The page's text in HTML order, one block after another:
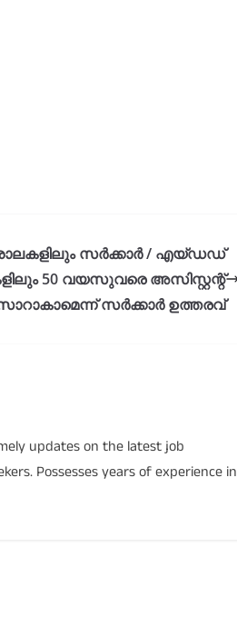
സർക്കാർ / എയ്ഡഡ്
50 വയസുവരെ അസിസ്റ്റന്റ്
സർക്കാർ ഉത്തരവ്
updates on the latest job
Possesses years of experience in